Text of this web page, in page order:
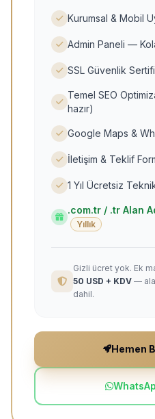
Kurumsal & Mobil
Admin Paneli —
SSL Güvenlik
Temel SEO
hazır)
Google Maps &
İletişim & Teklif
1 Yıl Ücretsiz
.com.tr / .tr Alan
Yıllık
Gizli ücret yok. Ek
50 USD + KDV —
dahil.
Hemen